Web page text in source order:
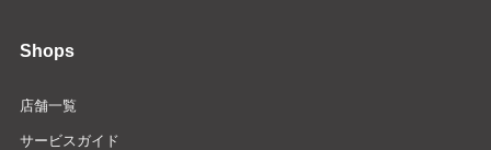
Shops
店舗一覧
サービスガイド